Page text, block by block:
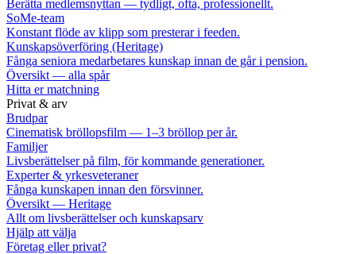
Berätta medlemsnyttan — tydligt, ofta, professionellt.
SoMe-team
Konstant flöde av klipp som presterar i feeden.
Kunskapsöverföring (Heritage)
Fånga seniora medarbetares kunskap innan de går i pension.
Översikt — alla spår
Hitta er matchning
Privat & arv
Brudpar
Cinematisk bröllopsfilm — 1–3 bröllop per år.
Familjer
Livsberättelser på film, för kommande generationer.
Experter & yrkesveteraner
Fånga kunskapen innan den försvinner.
Översikt — Heritage
Allt om livsberättelser och kunskapsarv
Hjälp att välja
Företag eller privat?